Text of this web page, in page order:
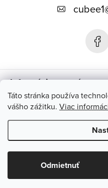
Táto stránka používa
vášho zážitku. Viac
Odmietnuť
e
cubee1
Informácie pre vás
Instagram
Copyright 2026